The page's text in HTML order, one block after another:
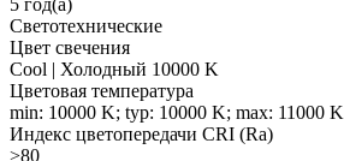
5 год(а)
Светотехнические
Цвет свечения
Cool | Холодный 10000 K
Цветовая температура
min: 10000 K; typ: 10000 K; max: 11000 K
Индекс цветопередачи CRI (Ra)
>80